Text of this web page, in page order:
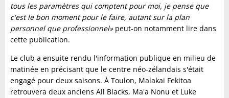
tous les paramètres qui comptent pour moi, je pense que
c'est le bon moment pour le faire, autant sur la plan
personnel que professionnel»peut-on notamment lire dans
cette publication.
Le club a ensuite rendu l'information publique en milieu de
matinée en précisant que le centre néo-zélandais s'était
engagé pour deux saisons. À Toulon, Malakai Fekitoa
retrouvera deux anciens All Blacks, Ma'a Nonu et Luke